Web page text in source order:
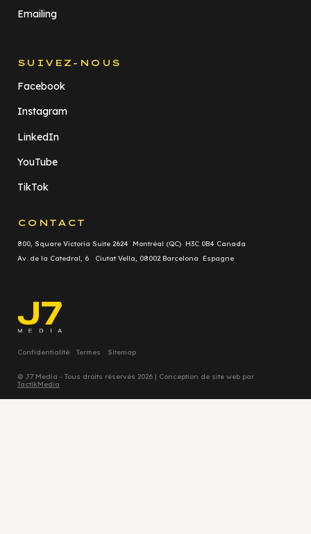
Emailing
SUIVEZ-NOUS
Facebook
Instagram
LinkedIn
YouTube
TikTok
CONTACT
800, Square Victoria Suite 2624 Montréal (QC) H3C 0B4 Canada
Av. de la Catedral, 6 Ciutat Vella, 08002 Barcelona Espagne
Confidentialité Termes Sitemap
© J7 Media - Tous droits réservés 2026 | Conception de site web par
TactikMedia